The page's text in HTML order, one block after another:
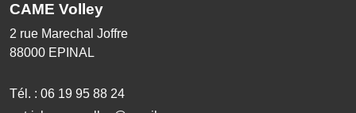
CAME Volley
2 rue Marechal Joffre
88000 EPINAL
Tél. : 06 19 95 88 24